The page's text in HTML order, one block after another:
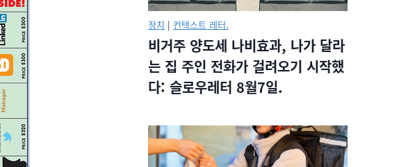
정치 | 컨텍스트 레터.
비거주 양도세 나비효과, 나가 달라
는 집 주인 전화가 걸려오기 시작했
다: 슬로우레터 8월7일.